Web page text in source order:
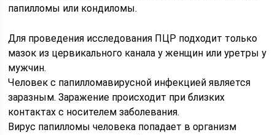
папилломы или кондиломы.
Для проведения исследования ПЦР подходит только
мазок из цервикального канала у женщин или уретры у
мужчин.
Человек с папилломавирусной инфекцией является
заразным. Заражение происходит при близких
контактах с носителем заболевания.
Вирус папилломы человека попадает в организм